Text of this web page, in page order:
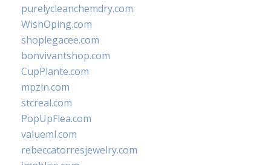
purelycleanchemdry.com
WishOping.com
shoplegacee.com
bonvivantshop.com
CupPlante.com
mpzin.com
stcreal.com
PopUpFlea.com
valueml.com
rebeccatorresjewelry.com